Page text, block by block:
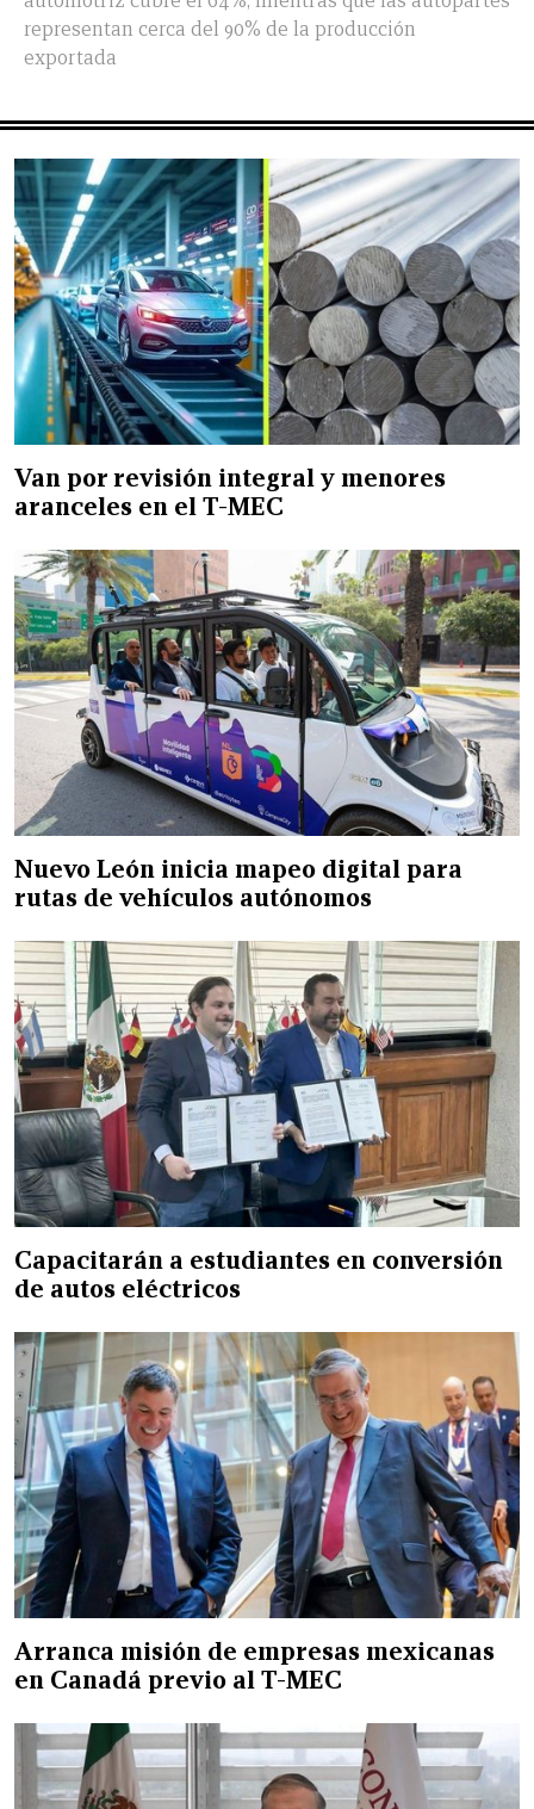
representan cerca del 90% de la producción
exportada
Van por revisión integral y menores
aranceles en el T-MEC
Nuevo León inicia mapeo digital para
rutas de vehículos autónomos
Capacitarán a estudiantes en conversión
de autos eléctricos
Arranca misión de empresas mexicanas
en Canadá previo al T-MEC